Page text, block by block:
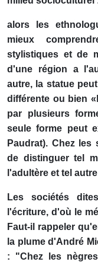
alors les
mieux
stylistiques et de
d'une région a
autre, la statue
différente ou bien
par plusieurs
seule forme peut
Paudrat). Chez
de distinguer tel
l'adultère et tel
Les sociétés
l'écriture, d'où le
Faut-il rappeler
la plume d'André
: "Chez les